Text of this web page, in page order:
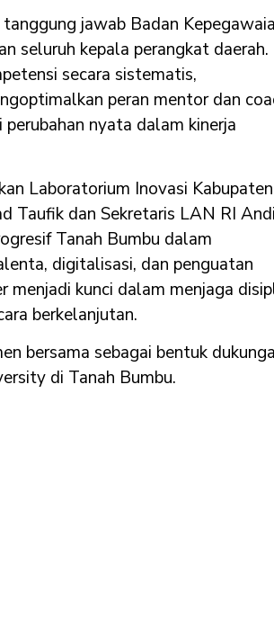
jawab Badan
seluruh kepala perangkat daerah.
secara sistematis,
peran mentor dan
nyata dalam kinerja
Laboratorium Inovasi Kabupaten
Taufik dan Sekretaris LAN RI Andi
Tanah Bumbu dalam
digitalisasi, dan penguatan
menjadi kunci dalam menjaga
berkelanjutan.
bersama sebagai bentuk
di Tanah Bumbu.